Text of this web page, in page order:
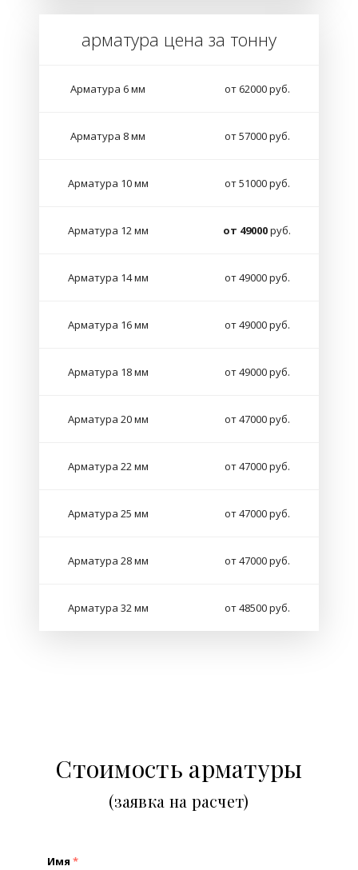
арматура цена за тонну
Арматура 6 мм от 62000 руб.
Арматура 8 мм от 57000 руб.
Арматура 10 мм от 51000 руб.
Арматура 12 мм от 49000руб.
Арматура 14 мм от 49000 руб.
Арматура 16 мм от 49000 руб.
Арматура 18 мм от 49000 руб.
Арматура 20 мм от 47000 руб.
Арматура 22 мм от 47000 руб.
Арматура 25 мм от 47000 руб.
Арматура 28 мм от 47000 руб.
Арматура 32 мм от 48500 руб.
Стоимость арматуры
(заявка на расчет)
Имя *